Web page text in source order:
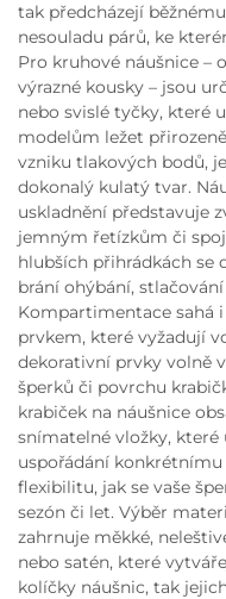
tak předcházejí
nesouladu párů, ke
Pro kruhové náušnice –
výrazné kousky – jsou
nebo svislé tyčky, které
modelům ležet
vzniku tlakových bodů,
dokonalý kulatý tvar.
uskladnění představuje
jemným řetízkům či
hlubších přihrádkách se
brání ohýbání,
Kompartimentace sahá
prvkem, které vyžadují
dekorativní prvky volně
šperků či povrchu
krabiček na náušnice
snímatelné vložky,
uspořádání
flexibilitu, jak se vaše
sezón či let. Výběr
zahrnuje měkké,
nebo satén, které
kolíčky náušnic, tak